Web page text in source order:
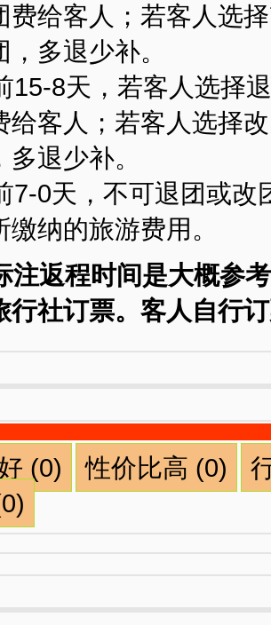
费给客人；若客人选
多退少补。
15-8天，若客人选择
给客人；若客人选择
退少补。
7-0天，不可退团或
纳的旅游费用。
注返程时间是大概参
行社订票。客人自行
(0) 性价比高 (0)